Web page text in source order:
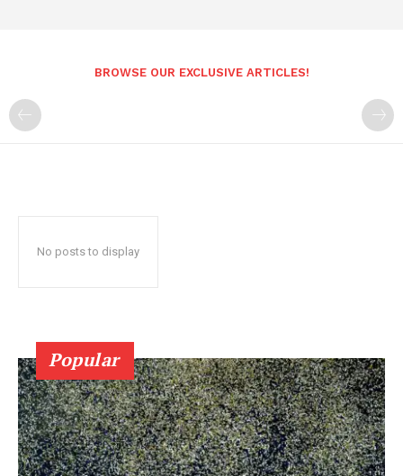
BROWSE OUR EXCLUSIVE ARTICLES!
No posts to display
Popular